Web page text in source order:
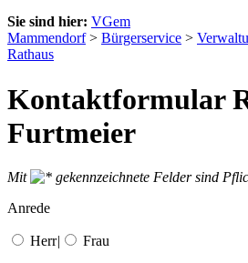
Sie sind hier: VGem
Mammendorf> Bürgerservice >
Rathaus
Kontaktformular
Furtmeier
Mit
gekennzeichnete Felder sind
Anrede
Herr| Frau